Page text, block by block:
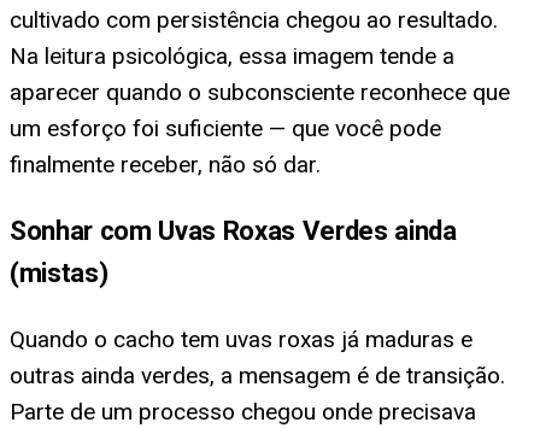
cultivado com persistência chegou ao resultado.
Na leitura psicológica, essa imagem tende a
aparecer quando o subconsciente reconhece que
um esforço foi suficiente — que você pode
finalmente receber, não só dar.
Sonhar com Uvas Roxas Verdes ainda
(mistas)
Quando o cacho tem uvas roxas já maduras e
outras ainda verdes, a mensagem é de transição.
Parte de um processo chegou onde precisava